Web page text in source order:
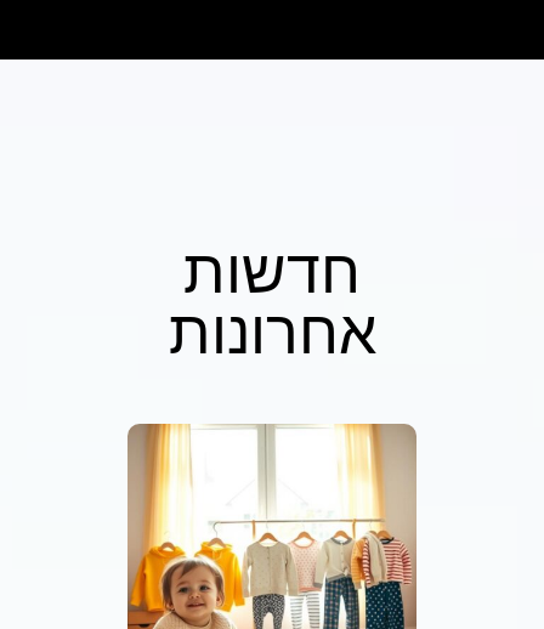
חדשות
אחרונות